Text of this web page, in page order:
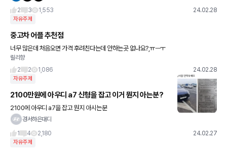
2
3 1,553 24.02.28
자유주제
중고차 어플 추천점
너무 많은데 처음오면 가격 후려친다는데 안하는곳 없나요?,ㅠㅡㅜ
릴리향
2
2 1,086 24.02.28
자유주제
2100만원에 아우디 a7 신형을 잡고 이거 뭔지 아는분?
2100에 아우디 a7을 잡고 뭔지 아시는분
경서하은대디
1
4 2,180 24.02.27
자유주제